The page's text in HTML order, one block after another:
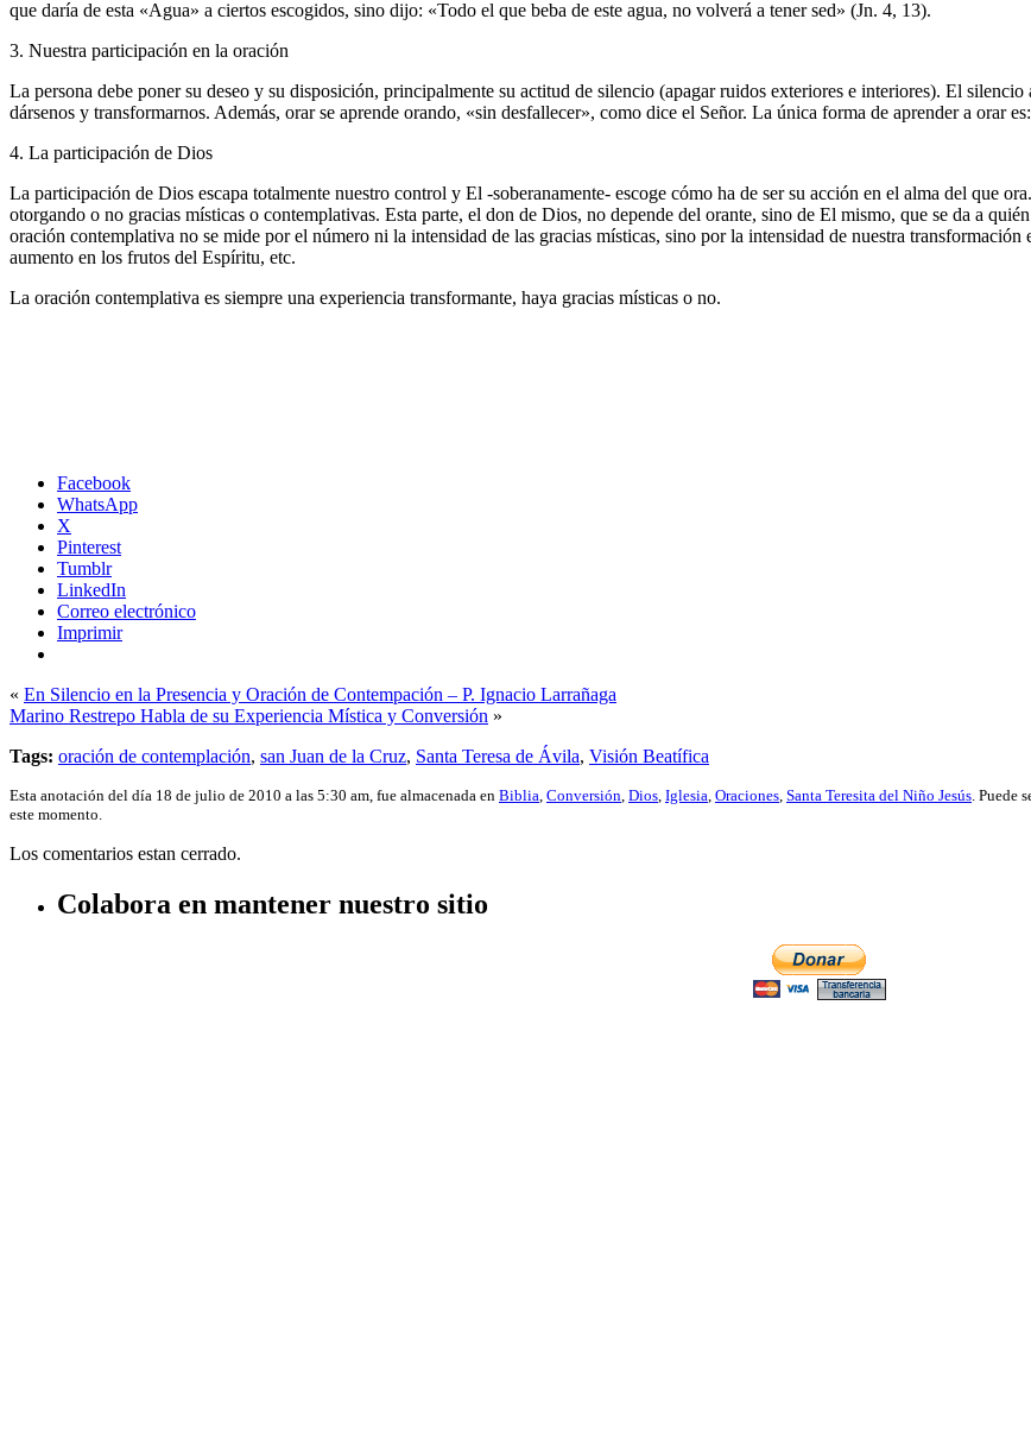
que daría de esta «Agua» a ciertos escogidos, sino dijo: «Todo el que beba de este agua, no volverá a tener sed» (Jn. 4, 13).
3. Nuestra participación en la oración
La persona debe poner su deseo y su disposición, principalmente su actitud de silencio (apagar ruidos exteriores e interiores). El
dársenos y transformarnos. Además, orar se aprende orando, «sin desfallecer», como dice el Señor. La única forma de aprender a orar
4. La participación de Dios
La participación de Dios escapa totalmente nuestro control y El -soberanamente- escoge cómo ha de ser su acción en el alma del que
otorgando o no gracias místicas o contemplativas. Esta parte, el don de Dios, no depende del orante, sino de El mismo, que se da a
oración contemplativa no se mide por el número ni la intensidad de las gracias místicas, sino por la intensidad de nuestra
aumento en los frutos del Espíritu, etc.
La oración contemplativa es siempre una experiencia transformante, haya gracias místicas o no.
Facebook
WhatsApp
X
Pinterest
Tumblr
LinkedIn
Correo electrónico
Imprimir
« En Silencio en la Presencia y Oración de Contempación – P. Ignacio Larrañaga
Marino Restrepo Habla de su Experiencia Mística y Conversión »
Tags: oración de contemplación, san Juan de la Cruz, Santa Teresa de Ávila, Visión Beatífica
Esta anotación del día 18 de julio de 2010 a las 5:30 am, fue almacenada en Biblia, Conversión, Dios, Iglesia, Oraciones, Santa Teresita del Niño Jesús. Puede
este momento.
Los comentarios estan cerrado.
Colabora en mantener nuestro sitio